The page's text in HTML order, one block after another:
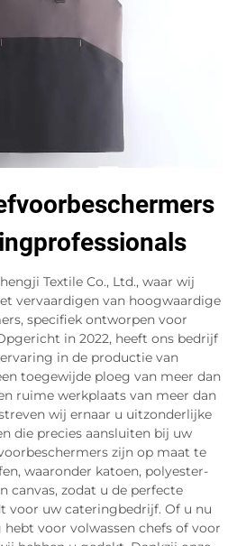
Textile Co., Ltd., waar wij
vervaardigen van hoogwaardige
specifiek ontworpen voor
in 2022, heeft ons bedrijf
in de productie van
toegewijde ploeg van meer dan
ruime werkplaats van meer dan
wij ernaar u uitzonderlijke
die precies aansluiten bij uw
zijn op maat te
waaronder katoen, polyester-
canvas, zodat u de perfecte
voor uw cateringbedrijf. Of u nu
voor volwassen chefs of voor